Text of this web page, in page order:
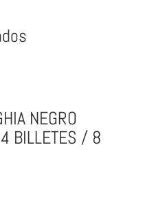
NEGRO
BILLETES / 8